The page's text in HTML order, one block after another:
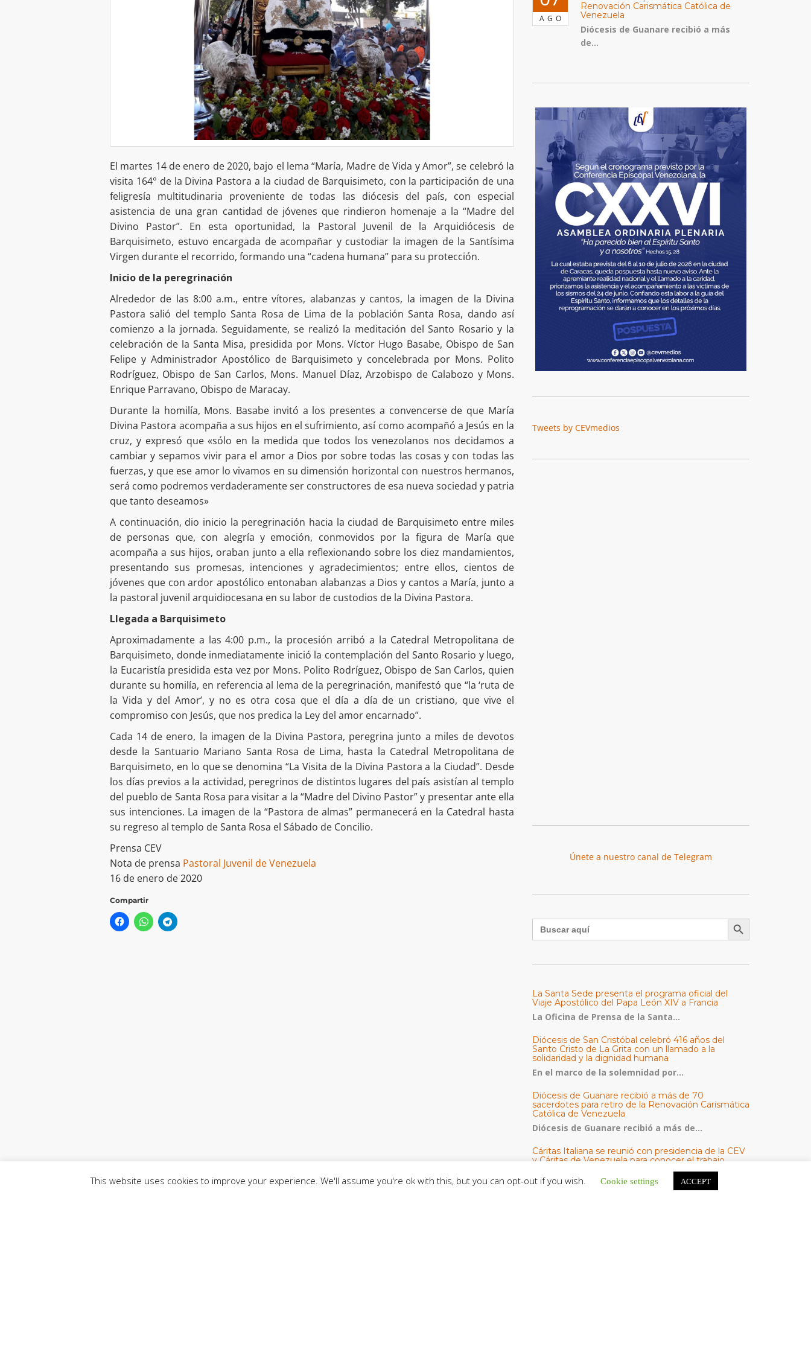
El martes 14 de enero de 2020, bajo el lema “María, Madre de Vida y Amor”, se celebró la
visita 164° de la Divina Pastora a la ciudad de Barquisimeto, con la participación de una
feligresía multitudinaria proveniente de todas las diócesis del país, con especial
asistencia de una gran cantidad de jóvenes que rindieron homenaje a la “Madre del
Divino Pastor”. En esta oportunidad, la Pastoral Juvenil de la Arquidiócesis de
Barquisimeto, estuvo encargada de acompañar y custodiar la imagen de la Santísima
Virgen durante el recorrido, formando una “cadena humana” para su protección.
Inicio de la peregrinación
Alrededor de las 8:00 a.m., entre vítores, alabanzas y cantos, la imagen de la Divina
Pastora salió del templo Santa Rosa de Lima de la población Santa Rosa, dando así
comienzo a la jornada. Seguidamente, se realizó la meditación del Santo Rosario y la
celebración de la Santa Misa, presidida por Mons. Víctor Hugo Basabe, Obispo de San
Felipe y Administrador Apostólico de Barquisimeto y concelebrada por Mons. Polito
Rodríguez, Obispo de San Carlos, Mons. Manuel Díaz, Arzobispo de Calabozo y Mons.
Enrique Parravano, Obispo de Maracay.
Durante la homilía, Mons. Basabe invitó a los presentes a convencerse de que María
Divina Pastora acompaña a sus hijos en el sufrimiento, así como acompañó a Jesús en la
cruz, y expresó que «sólo en la medida que todos los venezolanos nos decidamos a
cambiar y sepamos vivir para el amor a Dios por sobre todas las cosas y con todas las
fuerzas, y que ese amor lo vivamos en su dimensión horizontal con nuestros hermanos,
será como podremos verdaderamente ser constructores de esa nueva sociedad y patria
que tanto deseamos»
A continuación, dio inicio la peregrinación hacia la ciudad de Barquisimeto entre miles
de personas que, con alegría y emoción, conmovidos por la figura de María que
acompaña a sus hijos, oraban junto a ella reflexionando sobre los diez mandamientos,
presentando sus promesas, intenciones y agradecimientos; entre ellos, cientos de
jóvenes que con ardor apostólico entonaban alabanzas a Dios y cantos a María, junto a
la pastoral juvenil arquidiocesana en su labor de custodios de la Divina Pastora.
Llegada a Barquisimeto
Aproximadamente a las 4:00 p.m., la procesión arribó a la Catedral Metropolitana de
Barquisimeto, donde inmediatamente inició la contemplación del Santo Rosario y luego,
la Eucaristía presidida esta vez por Mons. Polito Rodríguez, Obispo de San Carlos, quien
durante su homilía, en referencia al lema de la peregrinación, manifestó que “la ‘ruta de
la Vida y del Amor’, y no es otra cosa que el día a día de un cristiano, que vive el
compromiso con Jesús, que nos predica la Ley del amor encarnado”.
Cada 14 de enero, la imagen de la Divina Pastora, peregrina junto a miles de devotos
desde la Santuario Mariano Santa Rosa de Lima, hasta la Catedral Metropolitana de
Barquisimeto, en lo que se denomina “La Visita de la Divina Pastora a la Ciudad”. Desde
los días previos a la actividad, peregrinos de distintos lugares del país asistían al templo
del pueblo de Santa Rosa para visitar a la “Madre del Divino Pastor” y presentar ante ella
sus intenciones. La imagen de la “Pastora de almas” permanecerá en la Catedral hasta
su regreso al templo de Santa Rosa el Sábado de Concilio.
Prensa CEV
Nota de prensa Pastoral Juvenil de Venezuela
16 de enero de 2020
Compartir
AGO
Renovación Carismática Católica de
Venezuela
Diócesis de Guanare recibió a más
de...
Tweets by CEVmedios
Únete a nuestro canal de Telegram
Buscar: Botón de búsqueda
La Santa Sede presenta el programa oficial del
Viaje Apostólico del Papa León XIV a Francia
La Oficina de Prensa de la Santa...
Diócesis de San Cristóbal celebró 416 años del
Santo Cristo de La Grita con un llamado a la
solidaridad y la dignidad humana
En el marco de la solemnidad por...
Diócesis de Guanare recibió a más de 70
sacerdotes para retiro de la Renovación Carismática
Católica de Venezuela
Diócesis de Guanare recibió a más de...
Cáritas Italiana se reunió con presidencia de la CEV
y Cáritas de Venezuela para conocer el trabajo
Una delegación encabezada por el padre Marco...
This website uses cookies to improve your experience. We'll assume you're ok with this, but you can opt-out if you wish. Cookie settings ACCEPT